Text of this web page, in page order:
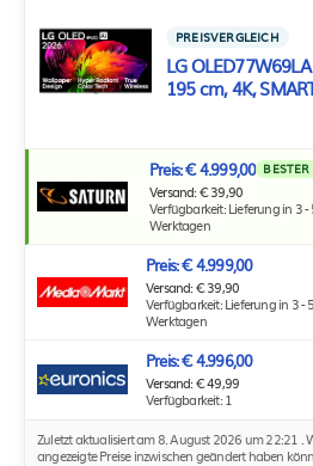
PREISVERGLEICH
LG
195 cm, 4K,
Preis: € 4.999,00
Versand: € 39,90
Verfügbarkeit: Lieferung in 3 -
Werktagen
Preis: € 4.999,00
Versand: € 39,90
Verfügbarkeit: Lieferung in 3 - 5
Werktagen
Preis: € 4.996,00
Versand: € 49,99
Verfügbarkeit: 1
Zuletzt aktualisiert am 8. August 2026 um 22:21 .
angezeigte Preise inzwischen geändert haben